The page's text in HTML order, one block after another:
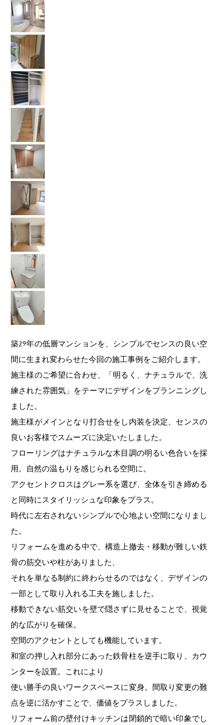
築29年の低層マンションを、シンプルでセンスの良い空
間に生まれ変わらせた今回の施工事例をご紹介します。
施主様のご希望に合わせ、「明るく、ナチュラルで、洗
練された雰囲気」をテーマにデザインをプランニングし
ました。
施主様がメインとなり打合せをし内装を決定、センスの
良いお客様でスムーズに決定いたしました。
フローリングはナチュラルな木目調の明るい色合いを採
用。自然の温もりを感じられる空間に。
アクセントクロスはグレー系を選び、全体を引き締める
と同時にスタイリッシュな印象をプラス。
時代に左右されないシンプルで心地よい空間になりまし
た。
リフォームを進める中で、構造上撤去・移動が難しい鉄
骨の筋交いや柱がありました、
それを単なる制約に終わらせるのではなく、デザインの
一部として取り入れる工夫を施しました。
移動できない筋交いを壁で隠さずに見せることで、視覚
的な広がりを確保。
空間のアクセントとしても機能しています。
和室の押し入れ部分にあった鉄骨柱を逆手に取り、カウ
ンターを設置。これにより
使い勝手の良いワークスペースに変身。間取り変更の難
点を逆に活かすことで、価値をプラスしました。
リフォーム前の壁付けキッチンは閉鎖的で暗い印象でし